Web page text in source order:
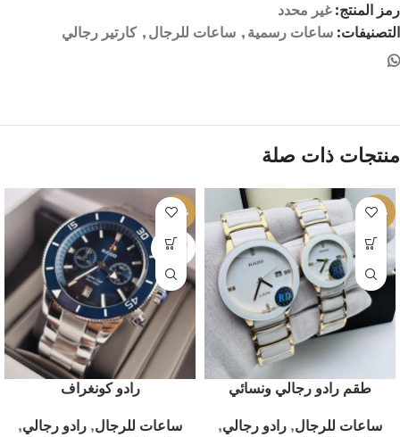
رمز المنتج:غير محدد
التصنيفات: ساعات رسمية , ساعات للرجال , كارتير رجالي
منتجات ذات صلة
-19%
طقم رادو رجالي ونسائي
ساعات للرجال, رادو رجالي,
-10%
بيعت كل
رادو كونغراف
ساعات للرجال, رادو رجالي,